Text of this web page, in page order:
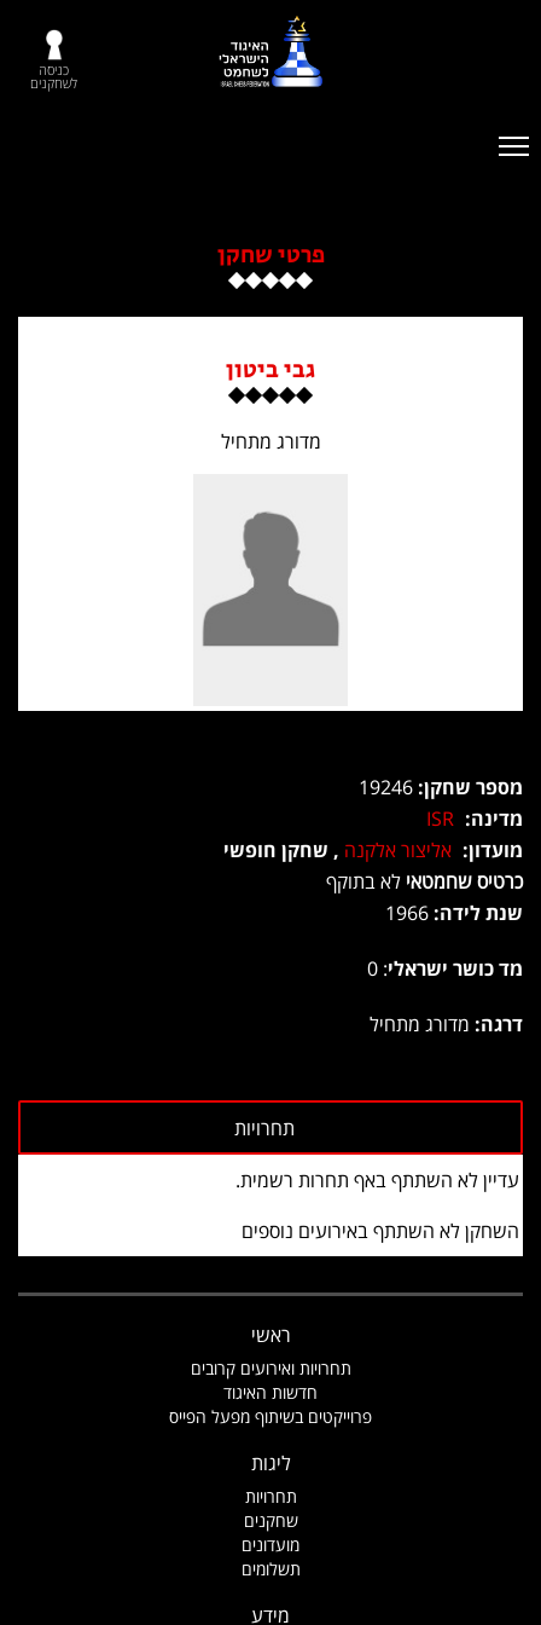
כניסה
לשחקנים
פרטי שחקן
גבי ביטון
מדורג מתחיל
מספר שחקן:
מדינה: ISR
מועדון: אליצור אלקנה , שחקן חופשי
כרטיס שחמטאי לא בתוקף
שנת לידה:
מד כושר ישראלי: 0
דרגה: מדורג מתחיל
עדיין לא השתתף באף תחרות רשמית.
השחקן לא השתתף באירועים נוספים
ראשי
תחרויות ואירועים קרובים
חדשות האיגוד
פרוייקטים בשיתוף מפעל הפייס
ליגות
תחרויות
שחקנים
מועדונים
תשלומים
מידע